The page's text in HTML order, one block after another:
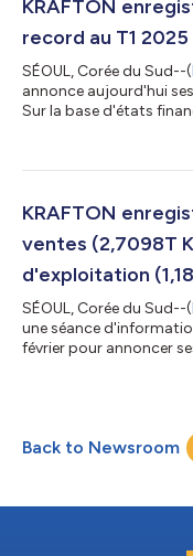
même période de
KRAFTON
record au T1 2025
SÉOUL, Corée du Sud--(
annonce aujourd'hui
Sur la base d'états
trimestrielles record de
croissance en
glissement annuel a
KRAFTON
ventes (2,7098T
d'exploitation
SÉOUL, Corée du Sud--(
une séance
février pour annoncer
KRAFTON a enregistré
d'exploitation de
nouveaux sommets
Back to Newsroom